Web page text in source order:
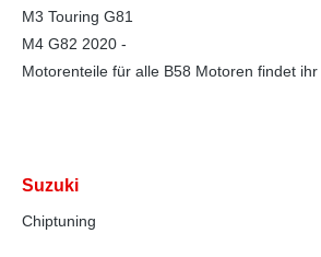
M3 Touring G81
M4 G82 2020 -
Motorenteile für alle B58 Motoren findet ihr
Suzuki
Chiptuning